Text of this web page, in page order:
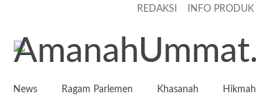
REDAKSI INFO PRODUK
News Ragam Parlemen Khasanah Hikmah